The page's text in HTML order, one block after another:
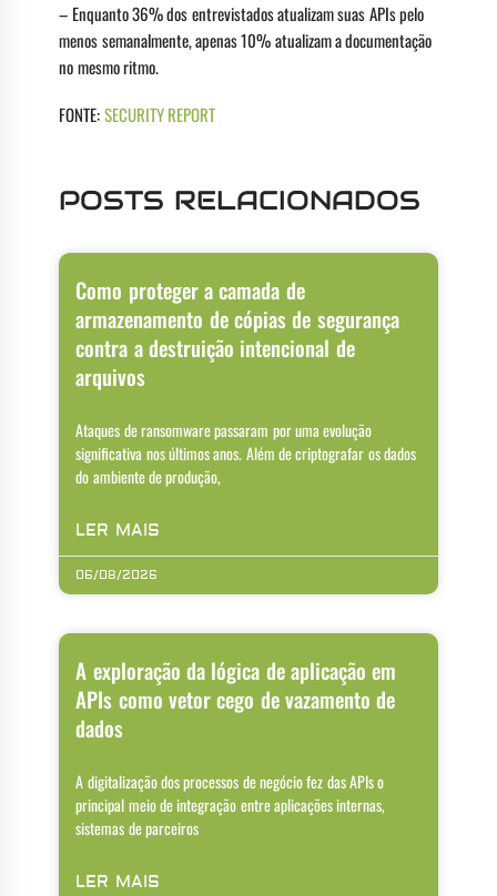
– Enquanto 36% dos entrevistados atualizam suas APIs pelo
menos semanalmente, apenas 10% atualizam a documentação
no mesmo ritmo.
FONTE:SECURITY REPORT
POSTS RELACIONADOS
Como proteger a camada de
armazenamento de cópias de segurança
contra a destruição intencional de
arquivos
Ataques de ransomware passaram por uma evolução
significativa nos últimos anos. Além de criptografar os dados
do ambiente de produção,
LER MAIS
06/08/2026
A exploração da lógica de aplicação em
APIs como vetor cego de vazamento de
dados
A digitalização dos processos de negócio fez das APIs o
principal meio de integração entre aplicações internas,
sistemas de parceiros
LER MAIS